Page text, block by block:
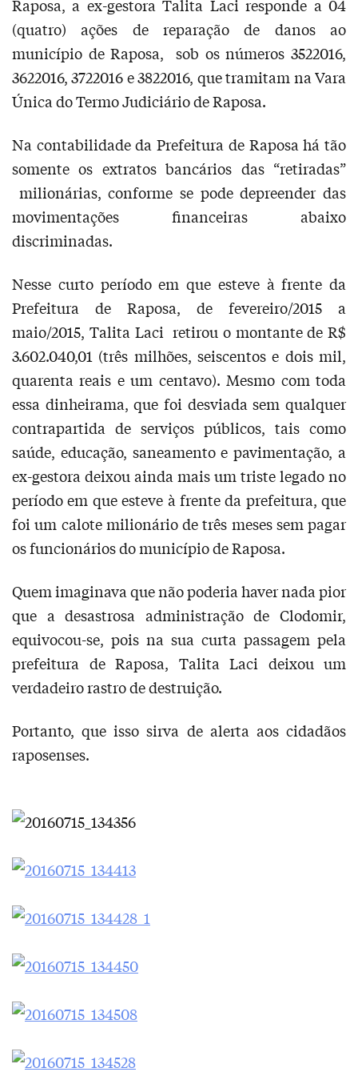
Raposa, a ex-gestora Talita Laci responde a 04
(quatro) ações de reparação de danos ao
município de Raposa, sob os números 3522016,
3622016, 3722016 e 3822016, que tramitam na Vara
Única do Termo Judiciário de Raposa.
Na contabilidade da Prefeitura de Raposa há tão
somente os extratos bancários das “retiradas”
milionárias, conforme se pode depreender das
movimentações financeiras abaixo
discriminadas.
Nesse curto período em que esteve à frente da
Prefeitura de Raposa, de fevereiro/2015 a
maio/2015, Talita Laci retirou o montante de R$
3.602.040,01 (três milhões, seiscentos e dois mil,
quarenta reais e um centavo). Mesmo com toda
essa dinheirama, que foi desviada sem qualquer
contrapartida de serviços públicos, tais como
saúde, educação, saneamento e pavimentação, a
ex-gestora deixou ainda mais um triste legado no
período em que esteve à frente da prefeitura, que
foi um calote milionário de três meses sem pagar
os funcionários do município de Raposa.
Quem imaginava que não poderia haver nada pior
que a desastrosa administração de Clodomir,
equivocou-se, pois na sua curta passagem pela
prefeitura de Raposa, Talita Laci deixou um
verdadeiro rastro de destruição.
Portanto, que isso sirva de alerta aos cidadãos
raposenses.